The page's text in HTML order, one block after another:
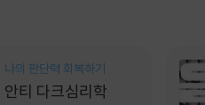
나의 판단력 회복하기
안티 다크심리학